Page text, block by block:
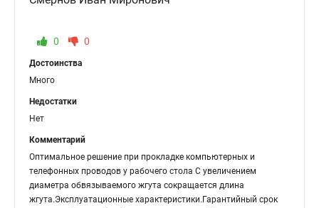
0 0
Достоинства
Много
Недостатки
Нет
Комментарий
Оптимальное решение при прокладке компьютерных и
телефонных проводов у рабочего стола С увеличением
диаметра обвязываемого жгута сокращается длина
жгута.Эксплуатационные характеристики.Гарантийный срок